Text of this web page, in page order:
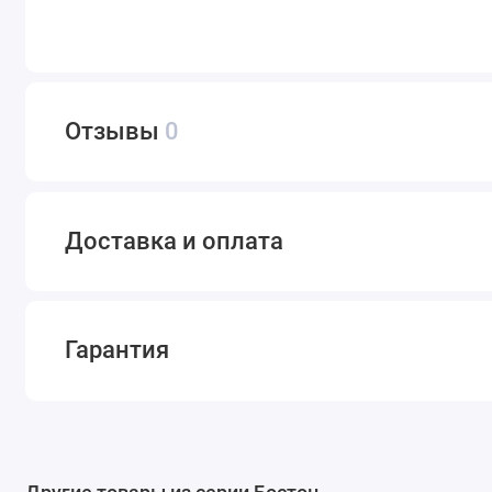
Отзывы 0
Доставка и оплата
Гарантия